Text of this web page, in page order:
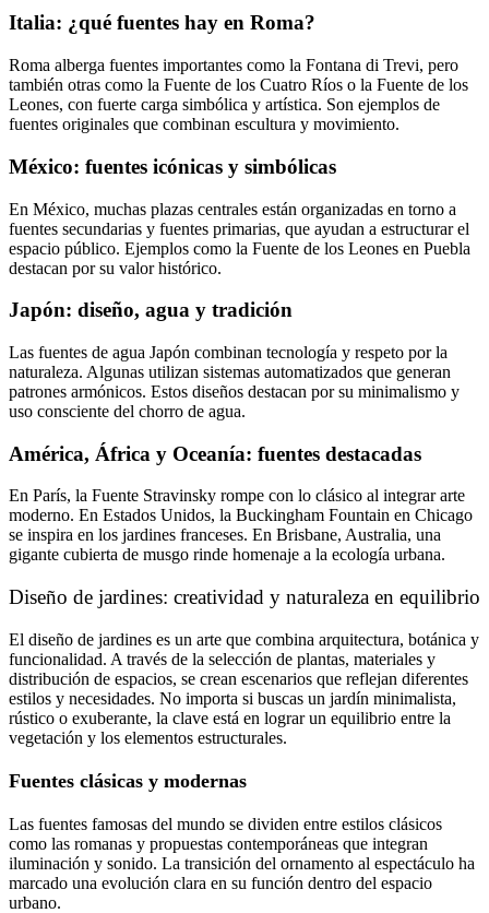
Italia: ¿qué fuentes hay en Roma?
Roma alberga fuentes importantes como la Fontana di Trevi, pero
también otras como la Fuente de los Cuatro Ríos o la Fuente de los
Leones, con fuerte carga simbólica y artística. Son ejemplos de
fuentes originales que combinan escultura y movimiento.
México: fuentes icónicas y simbólicas
En México, muchas plazas centrales están organizadas en torno a
fuentes secundarias y fuentes primarias, que ayudan a estructurar el
espacio público. Ejemplos como la Fuente de los Leones en Puebla
destacan por su valor histórico.
Japón: diseño, agua y tradición
Las fuentes de agua Japón combinan tecnología y respeto por la
naturaleza. Algunas utilizan sistemas automatizados que generan
patrones armónicos. Estos diseños destacan por su minimalismo y
uso consciente del chorro de agua.
América, África y Oceanía: fuentes destacadas
En París, la Fuente Stravinsky rompe con lo clásico al integrar arte
moderno. En Estados Unidos, la Buckingham Fountain en Chicago
se inspira en los jardines franceses. En Brisbane, Australia, una
gigante cubierta de musgo rinde homenaje a la ecología urbana.
Diseño de jardines: creatividad y naturaleza en equilibrio
El diseño de jardines es un arte que combina arquitectura, botánica y
funcionalidad. A través de la selección de plantas, materiales y
distribución de espacios, se crean escenarios que reflejan diferentes
estilos y necesidades. No importa si buscas un jardín minimalista,
rústico o exuberante, la clave está en lograr un equilibrio entre la
vegetación y los elementos estructurales.
Fuentes clásicas y modernas
Las fuentes famosas del mundo se dividen entre estilos clásicos
como las romanas y propuestas contemporáneas que integran
iluminación y sonido. La transición del ornamento al espectáculo ha
marcado una evolución clara en su función dentro del espacio
urbano.